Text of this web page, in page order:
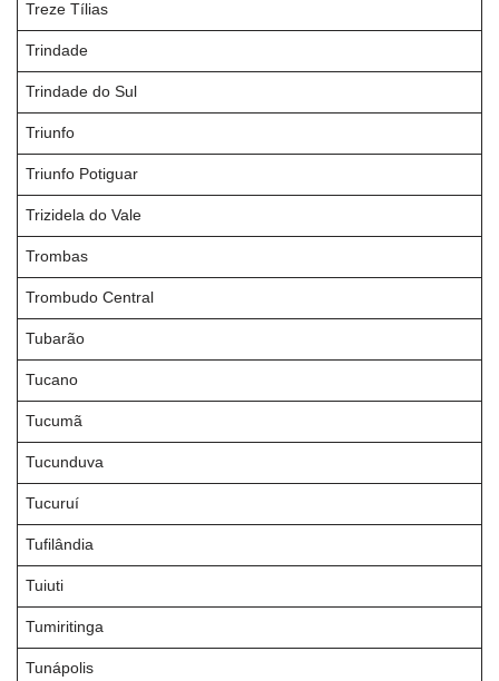
Treze Tílias
Trindade
Trindade do Sul
Triunfo
Triunfo Potiguar
Trizidela do Vale
Trombas
Trombudo Central
Tubarão
Tucano
Tucumã
Tucunduva
Tucuruí
Tufilândia
Tuiuti
Tumiritinga
Tunápolis